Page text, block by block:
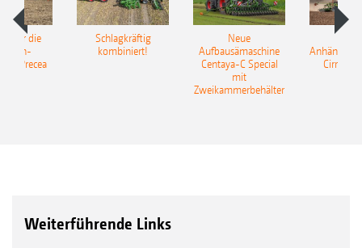
für die
Precea
Schlagkräftig
kombiniert!
Neue
Aufbausämaschine
Centaya-C Special
mit
Zweikammerbehälter
Cirrus
Weiterführende Links